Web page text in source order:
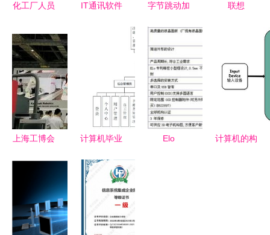
化工厂人员
设成本解析
计算机系统
集成服务视
角
IT通讯软件
字节跳动加
网增资至
8000万，
深化计算机
系统集成服
联想
效稳定的系
上海工博会
送料系统与
Sohoblink
公司计算机
计算机毕业
图书馆书籍
推荐系统的
新手必备指
Elo
计算机的构